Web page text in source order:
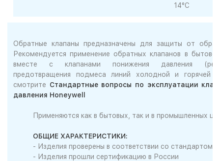
14°С
Обратные клапаны предназначены для защиты от
Рекомендуется применение обратных клапанов в
вместе с клапанами понижения давления
предотвращения подмеса линий холодной и горячей
смотрите Стандартные вопросы по эксплуатации
давления Honeywell
Применяются как в бытовых, так и в промышленных
ОБЩИЕ ХАРАКТЕРИСТИКИ:
- Изделия проверены в соответствии со стандартом
- Изделия прошли сертификацию в России